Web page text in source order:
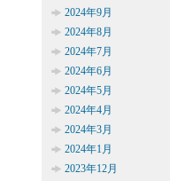
2024年9月
2024年8月
2024年7月
2024年6月
2024年5月
2024年4月
2024年3月
2024年1月
2023年12月